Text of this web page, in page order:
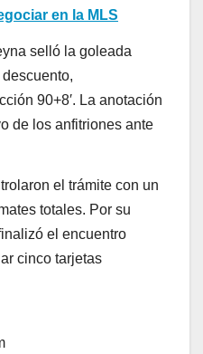
en la MLS
selló la goleada
90+8′. La anotación
de los anfitriones ante
el trámite con un
totales. Por su
el encuentro
cinco tarjetas